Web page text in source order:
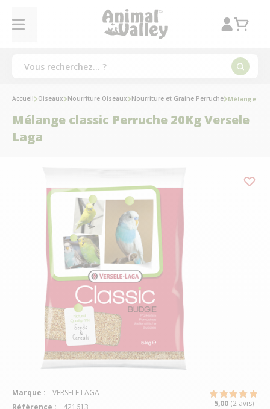
Accueil Oiseaux Nourriture Oiseaux Nourriture et Graine Perruche Mélange
Mélange classic Perruche 20Kg Versele
Laga
Marque :
VERSELE LAGA
Référence :
421613 5,00 (2 avis)